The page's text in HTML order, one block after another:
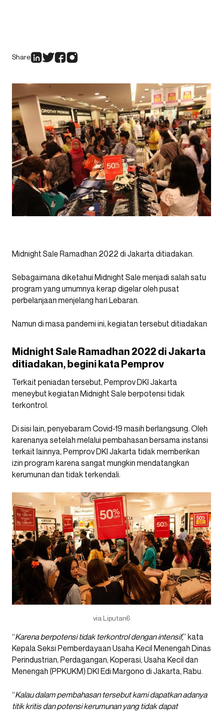
Share
Midnight Sale Ramadhan 2022 di Jakarta ditiadakan.
Sebagaimana diketahui Midnight Sale menjadi salah satu
program yang umumnya kerap digelar oleh pusat
perbelanjaan menjelang hari Lebaran.
Namun di masa pandemi ini, kegiatan tersebut ditiadakan
Midnight Sale Ramadhan 2022 di Jakarta
ditiadakan, begini kata Pemprov
Terkait peniadan tersebut, Pemprov DKI Jakarta
meneybut kegiatan Midnight Sale berpotensi tidak
terkontrol.
Di sisi lain, penyebaram Covid-19 masih berlangsung. Oleh
karenanya setelah melalui pembahasan bersama instansi
terkait lainnya, Pemprov DKI Jakarta tidak memberikan
izin program karena sangat mungkin mendatangkan
kerumunan dan tidak terkendali.
via Liputan6
“Karena berpotensi tidak terkontrol dengan intensif,” kata
Kepala Seksi Pemberdayaan Usaha Kecil Menengah Dinas
Perindustrian, Perdagangan, Koperasi, Usaha Kecil dan
Menengah (PPKUKM) DKI Edi Margono di Jakarta, Rabu.
“Kalau dalam pembahasan tersebut kami dapatkan adanya
titik kritis dan potensi kerumunan yang tidak dapat